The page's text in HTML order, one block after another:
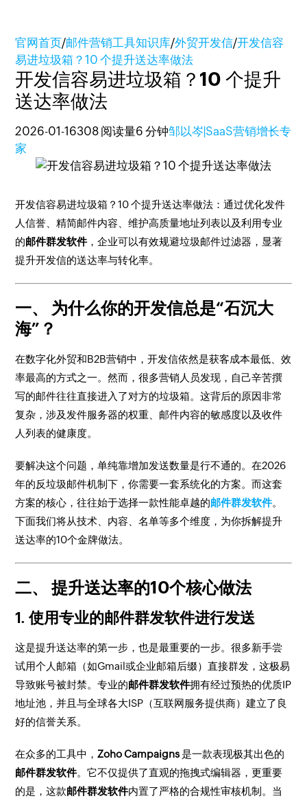
官网首页/邮件营销工具知识库/外贸开发信/开发信容
易进垃圾箱？10 个提升送达率做法
开发信容易进垃圾箱？10 个提升
送达率做法
2026-01-16308 阅读量6 分钟邹以岑|SaaS营销增长专
家
开发信容易进垃圾箱？10 个提升送达率做法：通过优化发件
人信誉、精简邮件内容、维护高质量地址列表以及利用专业
的邮件群发软件，企业可以有效规避垃圾邮件过滤器，显著
提升开发信的送达率与转化率。
一、 为什么你的开发信总是“石沉大
海”？
在数字化外贸和B2B营销中，开发信依然是获客成本最低、效
率最高的方式之一。然而，很多营销人员发现，自己辛苦撰
写的邮件往往直接进入了对方的垃圾箱。这背后的原因非常
复杂，涉及发件服务器的权重、邮件内容的敏感度以及收件
人列表的健康度。
要解决这个问题，单纯靠增加发送数量是行不通的。在2026
年的反垃圾邮件机制下，你需要一套系统化的方案。而这套
方案的核心，往往始于选择一款性能卓越的邮件群发软件。
下面我们将从技术、内容、名单等多个维度，为你拆解提升
送达率的10个金牌做法。
二、 提升送达率的10个核心做法
1. 使用专业的邮件群发软件进行发送
这是提升送达率的第一步，也是最重要的一步。很多新手尝
试用个人邮箱（如Gmail或企业邮箱后缀）直接群发，这极易
导致账号被封禁。专业的邮件群发软件拥有经过预热的优质IP
地址池，并且与全球各大ISP（互联网服务提供商）建立了良
好的信誉关系。
在众多的工具中，Zoho Campaigns是一款表现极其出色的
邮件群发软件。它不仅提供了直观的拖拽式编辑器，更重要
的是，这款邮件群发软件内置了严格的合规性审核机制。当